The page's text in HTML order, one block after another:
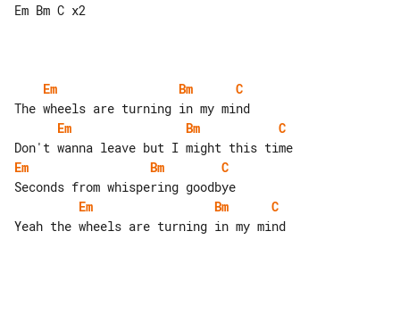
Em Bm C x2
Em Bm
C
Em
Bm
C
Em
Bm
C
Em
Bm
C
Yeah the wheels are turning in my mind